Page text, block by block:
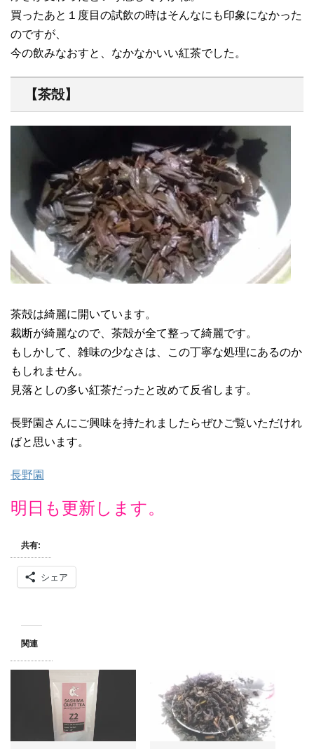
買ったあと１度目の試飲の時はそんなにも印象になかった
のですが、
今の飲みなおすと、なかなかいい紅茶でした。
【茶殻】
茶殻は綺麗に開いています。
裁断が綺麗なので、茶殻が全て整って綺麗です。
もしかして、雑味の少なさは、この丁寧な処理にあるのか
もしれません。
見落としの多い紅茶だったと改めて反省します。
長野園さんにご興味を持たれましたらぜひご覧いただけれ
ばと思います。
長野園
明日も更新します。
共有:
シェア
関連